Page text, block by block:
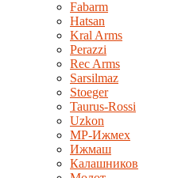
Fabarm
Hatsan
Kral Arms
Perazzi
Rec Arms
Sarsilmaz
Stoeger
Taurus-Rossi
Uzkon
MP-Ижмех
Ижмаш
Калашников